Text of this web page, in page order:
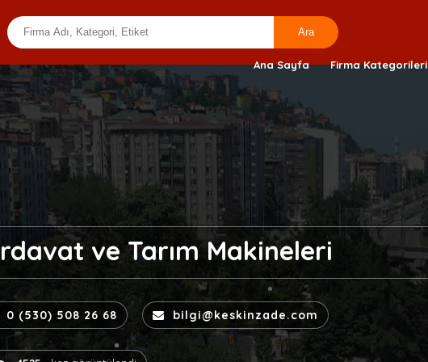
Ana Sayfa Firma Kategorileri
ve Tarım Makineleri
0 (530) 508 26 68 bilgi@keskinzade.com